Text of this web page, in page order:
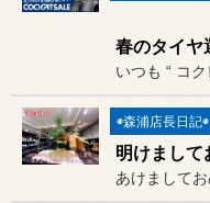
◉森浦店長日記◉